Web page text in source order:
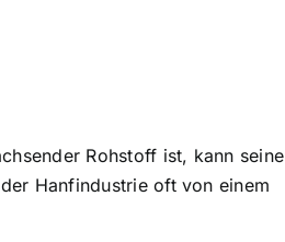
Rohstoff ist, kann seine
Hanfindustrie oft von einem